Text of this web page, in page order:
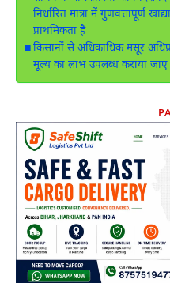
निर्धारित मात्रा में गुणवत्तापूर्ण
प्राथमिकता है
किसानों से अधिकाधिक मसूर
मूल्य का लाभ उपलब्ध कराया